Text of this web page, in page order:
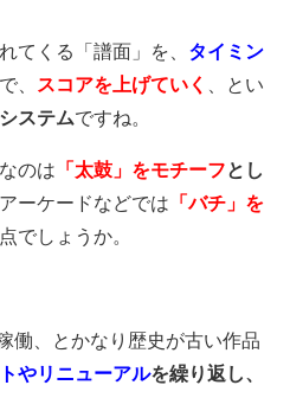
てくる「譜面」を、 タイミン
、 スコアを上げていく
、とい
ステムですね。
のは 「太鼓」をモチーフとし
アーケードなどでは 「バチ」を
でしょうか。
働、とかなり歴史が古い作品
やリニューアルを繰り返し、